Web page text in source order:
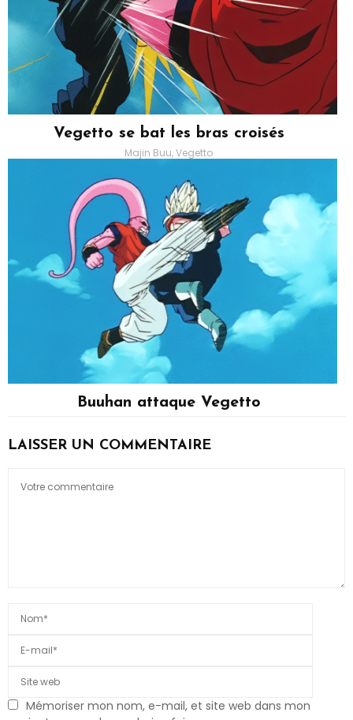
Vegetto se bat les bras croisés
Majin Buu, Vegetto
Buuhan attaque Vegetto
LAISSER UN COMMENTAIRE
Mémoriser mon nom, e-mail, et site web dans mon